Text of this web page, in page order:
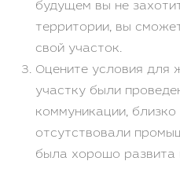
будущем вы не
территории, вы
свой участок.
Оцените условия для
участку были
коммуникации,
отсутствовали
была хорошо развита